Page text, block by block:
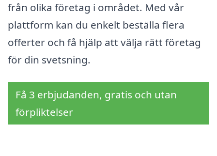
från olika företag i området. Med vår
plattform kan du enkelt beställa flera
offerter och få hjälp att välja rätt företag
för din svetsning.
Få 3 erbjudanden, gratis och utan
förpliktelser